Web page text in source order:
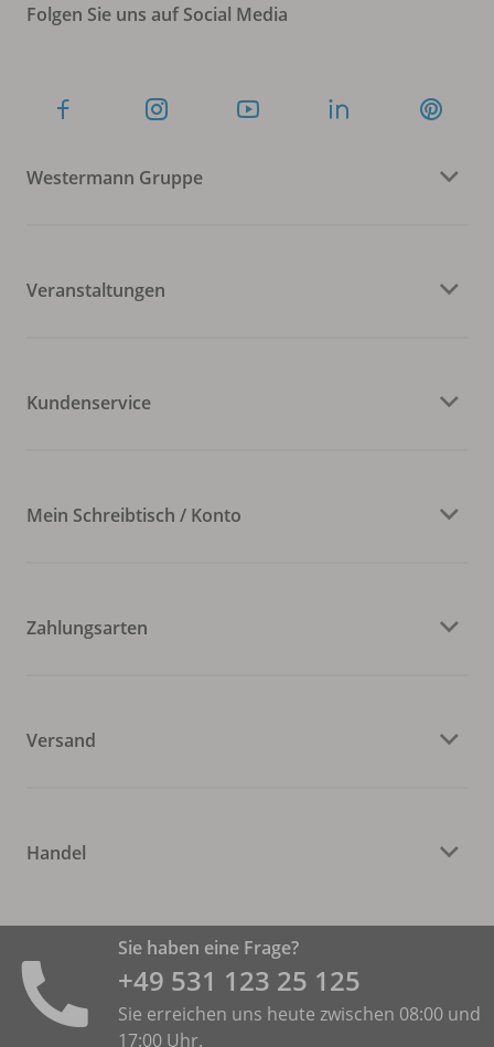
Folgen Sie uns auf Social Media
Westermann Gruppe
Veranstaltungen
Kundenservice
Mein Schreibtisch / Konto
Zahlungsarten
Versand
Handel
Sie haben eine Frage?
+49 531 ­123 25 125
Sie erreichen uns heute zwischen 08:00 und
17:00 Uhr.